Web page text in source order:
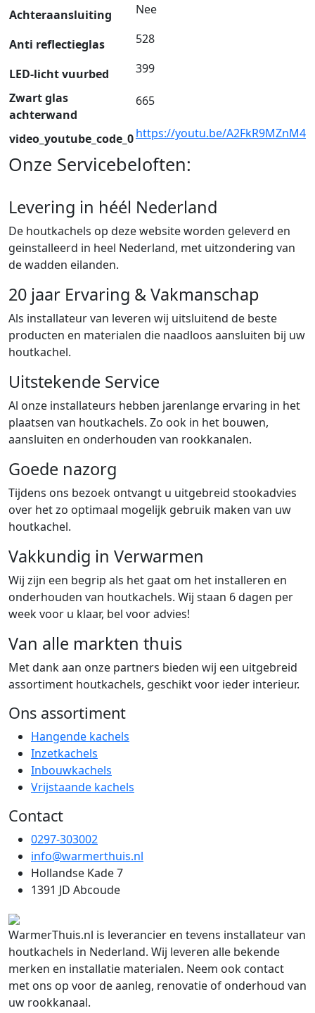
Achteraansluiting Nee
Anti reflectieglas 528
LED-licht vuurbed
399
Zwart glas
achterwand
665
video_youtube_code_0https://youtu.be/A2FkR9MZnM4
Onze Servicebeloften:
Levering in héél Nederland
De houtkachels op deze website worden geleverd en
geinstalleerd in heel Nederland, met uitzondering van
de wadden eilanden.
20 jaar Ervaring & Vakmanschap
Als installateur van leveren wij uitsluitend de beste
producten en materialen die naadloos aansluiten bij uw
houtkachel.
Uitstekende Service
Al onze installateurs hebben jarenlange ervaring in het
plaatsen van houtkachels. Zo ook in het bouwen,
aansluiten en onderhouden van rookkanalen.
Goede nazorg
Tijdens ons bezoek ontvangt u uitgebreid stookadvies
over het zo optimaal mogelijk gebruik maken van uw
houtkachel.
Vakkundig in Verwarmen
Wij zijn een begrip als het gaat om het installeren en
onderhouden van houtkachels. Wij staan 6 dagen per
week voor u klaar, bel voor advies!
Van alle markten thuis
Met dank aan onze partners bieden wij een uitgebreid
assortiment houtkachels, geschikt voor ieder interieur.
Ons assortiment
Hangende kachels
Inzetkachels
Inbouwkachels
Vrijstaande kachels
Contact
0297-303002
info@warmerthuis.nl
Hollandse Kade 7
1391 JD Abcoude
WarmerThuis.nl is leverancier en tevens installateur van
houtkachels in Nederland. Wij leveren alle bekende
merken en installatie materialen. Neem ook contact
met ons op voor de aanleg, renovatie of onderhoud van
uw rookkanaal.